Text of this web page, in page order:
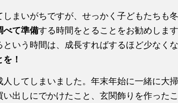
まいがちですが、せっかく子どもたちも
べて準備する時間をとることをお勧めしま
いう時間は、成長すればするほど少なく
！
してしまいました。年末年始に一緒に大
い出しにでかけたこと、玄関飾りを作った